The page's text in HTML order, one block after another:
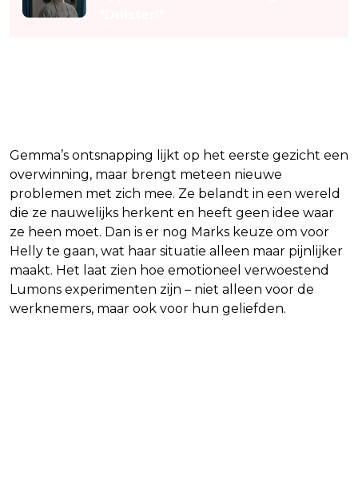
Gemma’s ontsnapping lijkt op het eerste gezicht een
overwinning, maar brengt meteen nieuwe
problemen met zich mee. Ze belandt in een wereld
die ze nauwelijks herkent en heeft geen idee waar
ze heen moet. Dan is er nog Marks keuze om voor
Helly te gaan, wat haar situatie alleen maar pijnlijker
maakt. Het laat zien hoe emotioneel verwoestend
Lumons experimenten zijn – niet alleen voor de
werknemers, maar ook voor hun geliefden.